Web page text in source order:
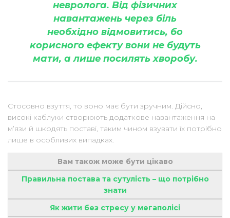
невролога. Від фізичних
навантажень через біль
необхідно відмовитись, бо
корисного ефекту вони не будуть
мати, а лише посилять хворобу.
Стосовно взуття, то воно має бути зручним. Дійсно,
високі каблуки створюють додаткове навантаження на
м’язи й шкодять поставі, таким чином взувати їх потрібно
лише в особливих випадках.
Вам також може бути цікаво
Правильна постава та сутулість – що потрібно
знати
Як жити без стресу у мегаполісі